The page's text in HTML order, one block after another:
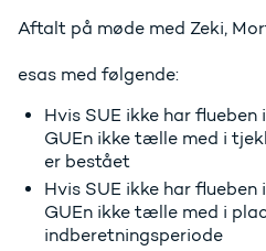
Aftalt på møde med Zeki,
Logik
esas med følgende:
Hvis SUE ikke har flueben
GUEn ikke tælle med i
er bestået
Hvis SUE ikke har flueben
GUEn ikke tælle med i
indberetningsperiode